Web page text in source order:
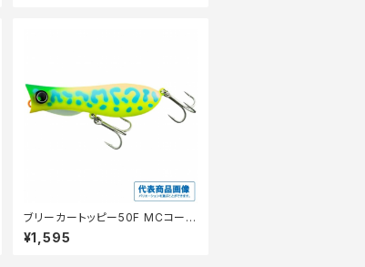
ブリーカートッピー50F MCコーチ
ドッグ
¥1,595